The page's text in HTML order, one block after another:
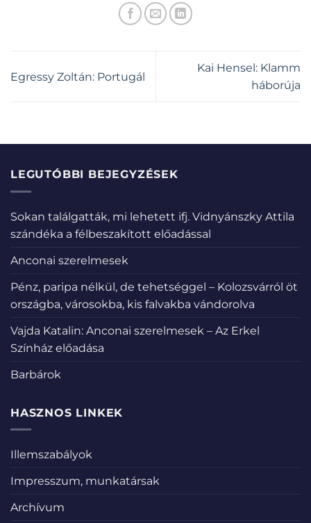
Egressy Zoltán: Portugál
Kai Hensel: Klamm
háborúja
LEGUTÓBBI BEJEGYZÉSEK
Sokan találgatták, mi lehetett ifj. Vidnyánszky Attila
szándéka a félbeszakított előadással
Anconai szerelmesek
Pénz, paripa nélkül, de tehetséggel – Kolozsvárról öt
országba, városokba, kis falvakba vándorolva
Vajda Katalin: Anconai szerelmesek – Az Erkel
Színház előadása
Barbárok
HASZNOS LINKEK
Illemszabályok
Impresszum, munkatársak
Archívum